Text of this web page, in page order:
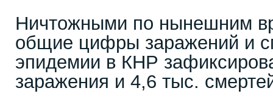
Ничтожными по нынешним
общие цифры заражений и
эпидемии в КНР
заражения и 4,6 тыс.